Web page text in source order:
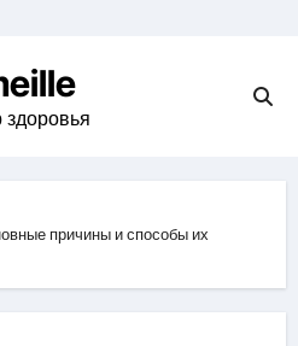
причины и способы их